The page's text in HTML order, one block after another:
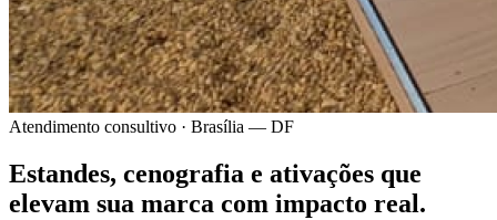
Atendimento consultivo · Brasília — DF
Estandes, cenografia e ativações que
elevam sua marca com impacto real.